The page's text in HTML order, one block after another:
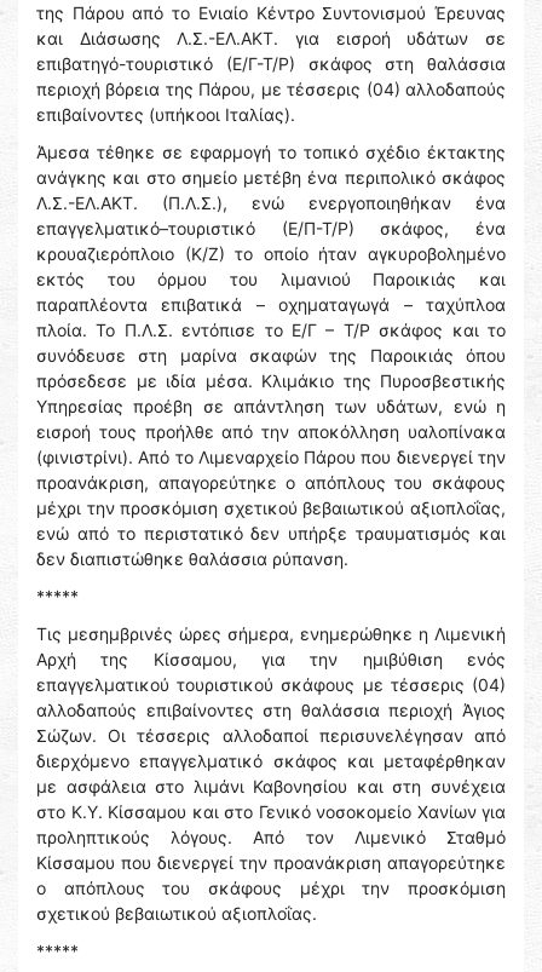
της Πάρου από το Ενιαίο Κέντρο Συντονισμού Έρευνας
και Διάσωσης Λ.Σ.-ΕΛ.ΑΚΤ. για εισροή υδάτων σε
επιβατηγό-τουριστικό (Ε/Γ-Τ/Ρ) σκάφος στη θαλάσσια
περιοχή βόρεια της Πάρου, με τέσσερις (04) αλλοδαπούς
επιβαίνοντες (υπήκοοι Ιταλίας).
Άμεσα τέθηκε σε εφαρμογή το τοπικό σχέδιο έκτακτης
ανάγκης και στο σημείο μετέβη ένα περιπολικό σκάφος
Λ.Σ.-ΕΛ.ΑΚΤ. (Π.Λ.Σ.), ενώ ενεργοποιηθήκαν ένα
επαγγελματικό–τουριστικό (Ε/Π-Τ/Ρ) σκάφος, ένα
κρουαζιερόπλοιο (Κ/Ζ) το οποίο ήταν αγκυροβολημένο
εκτός του όρμου του λιμανιού Παροικιάς και
παραπλέοντα επιβατικά – οχηματαγωγά – ταχύπλοα
πλοία. Το Π.Λ.Σ. εντόπισε το Ε/Γ – Τ/Ρ σκάφος και το
συνόδευσε στη μαρίνα σκαφών της Παροικιάς όπου
πρόσεδεσε με ιδία μέσα. Κλιμάκιο της Πυροσβεστικής
Υπηρεσίας προέβη σε απάντληση των υδάτων, ενώ η
εισροή τους προήλθε από την αποκόλληση υαλοπίνακα
(φινιστρίνι). Από το Λιμεναρχείο Πάρου που διενεργεί την
προανάκριση, απαγορεύτηκε ο απόπλους του σκάφους
μέχρι την προσκόμιση σχετικού βεβαιωτικού αξιοπλοΐας,
ενώ από το περιστατικό δεν υπήρξε τραυματισμός και
δεν διαπιστώθηκε θαλάσσια ρύπανση.
*****
Τις μεσημβρινές ώρες σήμερα, ενημερώθηκε η Λιμενική
Αρχή της Κίσσαμου, για την ημιβύθιση ενός
επαγγελματικού τουριστικού σκάφους με τέσσερις (04)
αλλοδαπούς επιβαίνοντες στη θαλάσσια περιοχή Άγιος
Σώζων. Οι τέσσερις αλλοδαποί περισυνελέγησαν από
διερχόμενο επαγγελματικό σκάφος και μεταφέρθηκαν
με ασφάλεια στο λιμάνι Καβονησίου και στη συνέχεια
στο Κ.Υ. Κίσσαμου και στο Γενικό νοσοκομείο Χανίων για
προληπτικούς λόγους. Από τον Λιμενικό Σταθμό
Κίσσαμου που διενεργεί την προανάκριση απαγορεύτηκε
ο απόπλους του σκάφους μέχρι την προσκόμιση
σχετικού βεβαιωτικού αξιοπλοΐας.
*****